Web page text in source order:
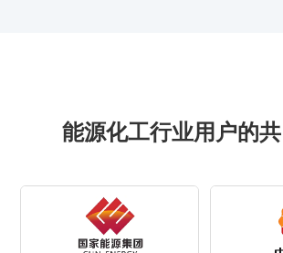
能源化工行业用户的